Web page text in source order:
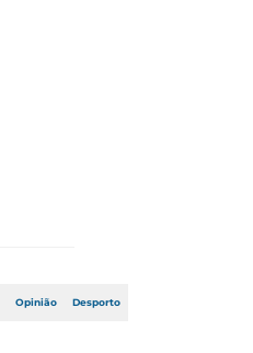
Opinião Desporto